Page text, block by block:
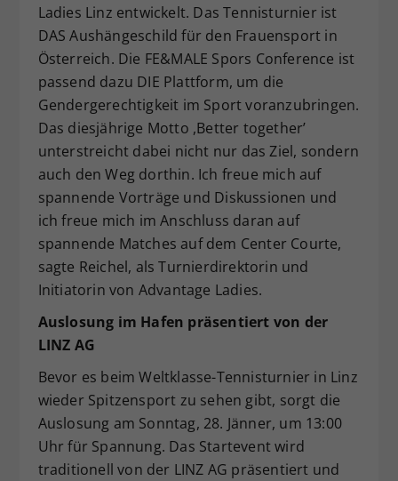
Ladies Linz entwickelt. Das Tennisturnier ist
DAS Aushängeschild für den Frauensport in
Österreich. Die FE&MALE Spors Conference ist
passend dazu DIE Plattform, um die
Gendergerechtigkeit im Sport voranzubringen.
Das diesjährige Motto ,Better together’
unterstreicht dabei nicht nur das Ziel, sondern
auch den Weg dorthin. Ich freue mich auf
spannende Vorträge und Diskussionen und
ich freue mich im Anschluss daran auf
spannende Matches auf dem Center Courte,
sagte Reichel, als Turnierdirektorin und
Initiatorin von Advantage Ladies.
Auslosung im Hafen präsentiert von der
LINZ AG
Bevor es beim Weltklasse-Tennisturnier in Linz
wieder Spitzensport zu sehen gibt, sorgt die
Auslosung am Sonntag, 28. Jänner, um 13:00
Uhr für Spannung. Das Startevent wird
traditionell von der LINZ AG präsentiert und